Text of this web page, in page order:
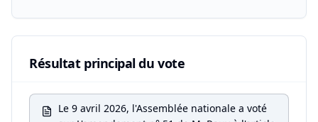
Résultat principal du vote
Le 9 avril 2026, l'Assemblée nationale a voté